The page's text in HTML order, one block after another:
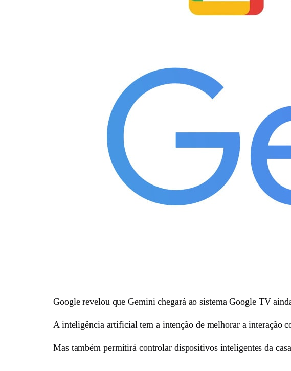
Google revelou que Gemini chegará ao sistema Google TV
A inteligência artificial tem a intenção de melhorar a interação
Mas também permitirá controlar dispositivos inteligentes da